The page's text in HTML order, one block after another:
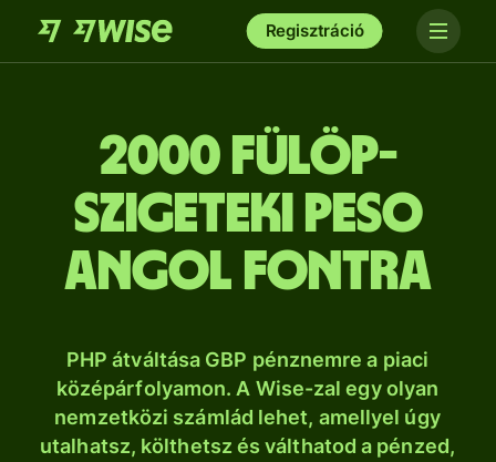
Regisztráció
2000 fülöp-
szigeteki peso
angol fontra
PHP átváltása GBP pénznemre a piaci
középárfolyamon. A Wise-zal egy olyan
nemzetközi számlád lehet, amellyel úgy
utalhatsz, költhetsz és válthatod a pénzed,